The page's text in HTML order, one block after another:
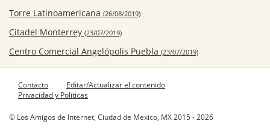
Torre Latinoamericana (26/08/2019)
Citadel Monterrey (23/07/2019)
Centro Comercial Angelópolis Puebla (23/07/2019)
Contacto
Editar/Actualizar el contenido
Privacidad y Políticas
© Los Amigos de Internet, Ciudad de Mexico, MX 2015 - 2026